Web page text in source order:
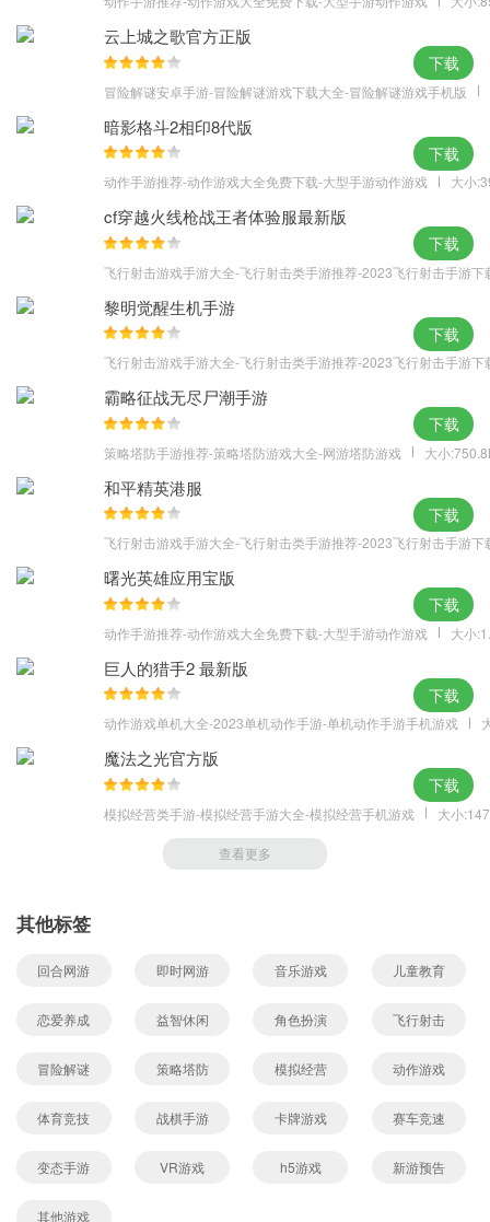
云上城之歌官方正版
冒险解谜安卓手游-冒险解谜游戏下载大全-冒险解谜游戏手机版
下载
暗影格斗2相印8代版
动作手游推荐-动作游戏大全免费下载-大型手游动作游戏 大小
下载
cf穿越火线枪战王者体验服最新版
飞行射击游戏手游大全-飞行射击类手游推荐-2023飞行射击手游下
下载
黎明觉醒生机手游
飞行射击游戏手游大全-飞行射击类手游推荐-2023飞行射击手游下
下载
霸略征战无尽尸潮手游
策略塔防手游推荐-策略塔防游戏大全-网游塔防游戏 大小
下载
和平精英港服
飞行射击游戏手游大全-飞行射击类手游推荐-2023飞行射击手游下
下载
曙光英雄应用宝版
动作手游推荐-动作游戏大全免费下载-大型手游动作游戏 大小
下载
巨人的猎手2 最新版
动作游戏单机大全-2023单机动作手游-单机动作手游手机游戏
下载
魔法之光官方版
模拟经营类手游-模拟经营手游大全-模拟经营手机游戏 大小
下载
查看更多
其他标签
回合网游 即时网游 音乐游戏 儿童教育
恋爱养成 益智休闲 角色扮演 飞行射击
冒险解谜 策略塔防 模拟经营 动作游戏
体育竞技 战棋手游 卡牌游戏 赛车竞速
变态手游 VR游戏 h5游戏 新游预告
其他游戏